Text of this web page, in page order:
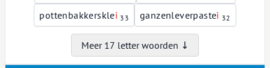
pottenbakkersklei 33 ganzenleverpastei 32
Meer 17 letter woorden ↓